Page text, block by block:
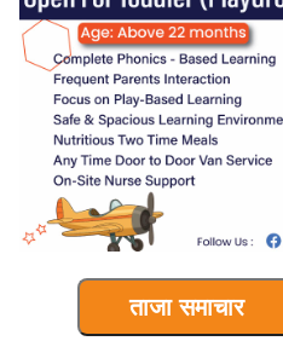
ताजा समाचार